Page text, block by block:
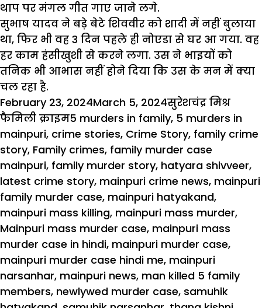
थाप पर मंगल गीत गाए जाने लगे.
सुभाष यादव ने बड़े बेटे शिववीर को शादी में नहीं बुलाया
था, फिर भी वह 3 दिन पहले ही नोएडा से घर आ गया. वह
हर काम हंसीखुशी से करने लगा. उस ने भाइयों को
तनिक भी आभास नहीं होने दिया कि उस के मन में क्या
चल रहा है.
Posted
on
February 23, 2024March 5, 2024Author
सुरेशचंद्र मिश्र
फैमिली क्राइमTags
5 murders in family, 5 murders in
mainpuri, crime stories, Crime Story, family crime
story, Family crimes, family murder case
mainpuri, family murder story, hatyara shivveer,
latest crime story, mainpuri crime news, mainpuri
family murder case, mainpuri hatyakand,
mainpuri mass killing, mainpuri mass murder,
Mainpuri mass murder case, mainpuri mass
murder case in hindi, mainpuri murder case,
mainpuri murder case hindi me, mainpuri
narsanhar, mainpuri news, man killed 5 family
members, newlywed murder case, samuhik